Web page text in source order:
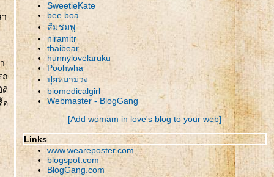
ถ
ติ
อ
SweetieKate
bee boa
ส้มชมพู
niramitr
thaibear
hunnylovelaruku
Poohwha
ปุยหมาม่วง
biomedicalgirl
Webmaster - BlogGang
[Add womam in love's blog to your web]
Links
www.weareposter.com
blogspot.com
BlogGang.com